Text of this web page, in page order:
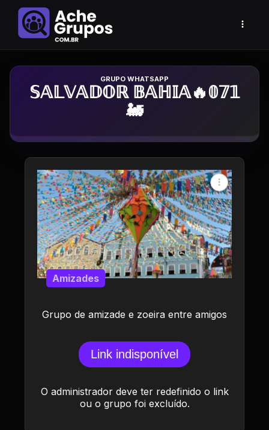
Grupo de Whatsapp
𝕊𝔸𝕃𝕍𝔸𝔻𝕆ℝ 𝔹𝔸ℍ𝕀𝔸🔥𝟘𝟟𝟙
🚂
Grupo de amizade e zoeira entre amigos
Amizades
Link indisponível
O administrador deve ter redefinido o link
ou o grupo foi excluído.